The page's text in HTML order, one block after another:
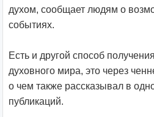
духом, сообщает людям о
событиях.
Есть и другой способ
духовного мира, это через
о чем также рассказывал в
публикаций.